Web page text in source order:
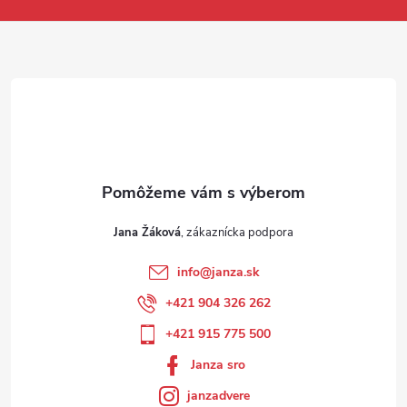
Jana Žáková
info@janza.sk
+421 904 326 262
+421 915 775 500
Janza sro
janzadvere